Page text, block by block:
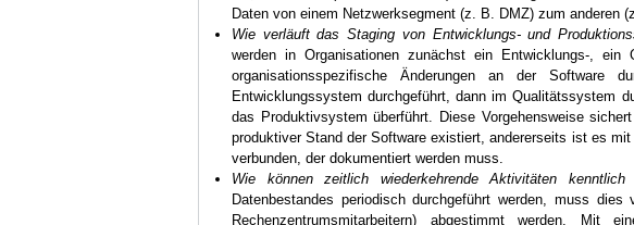
Daten von einem Netzwerksegment (z. B. DMZ) zum anderen
Wie verläuft das Staging von Entwicklungs- und
werden in Organisationen zunächst ein Entwicklungs-,
organisationsspezifische Änderungen an der Software
Entwicklungssystem durchgeführt, dann im Qualitätssystem
das Produktivsystem überführt. Diese Vorgehensweise
produktiver Stand der Software existiert, andererseits ist es
verbunden, der dokumentiert werden muss.
Wie können zeitlich wiederkehrende Aktivitäten kenntlich
Datenbestandes periodisch durchgeführt werden, muss
Rechenzentrumsmitarbeitern) abgestimmt werden. Mit